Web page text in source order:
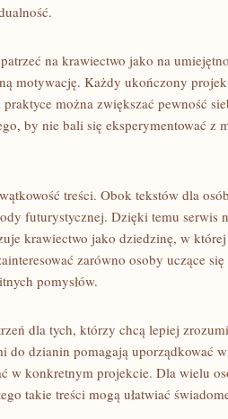
na krawiectwo jako na
motywację. Każdy ukończony
można zwiększać pewność
by nie bali się eksperymentować z
treści. Obok tekstów dla
futurystycznej. Dzięki temu serwis
krawiectwo jako dziedzinę, w
zarówno osoby uczące
pomysłów.
dla tych, którzy chcą lepiej
do dzianin pomagają uporządkować
w konkretnym projekcie. Dla wielu
takie treści mogą ułatwiać